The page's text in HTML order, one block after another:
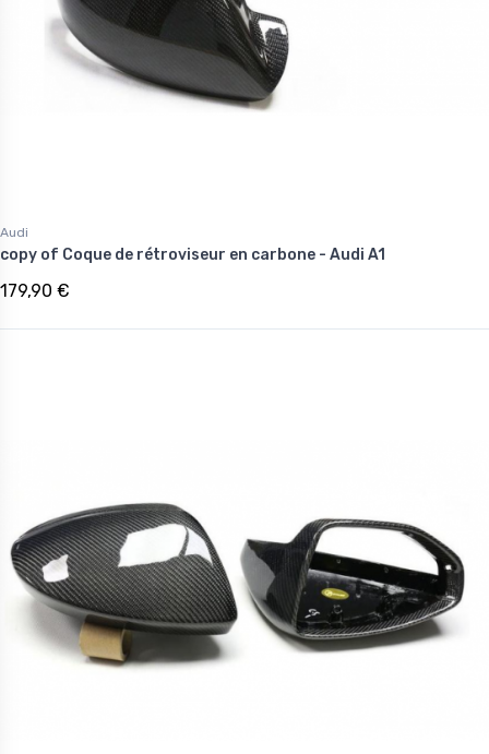
Audi
copy of Coque de rétroviseur en carbone - Audi A1
179,90 €